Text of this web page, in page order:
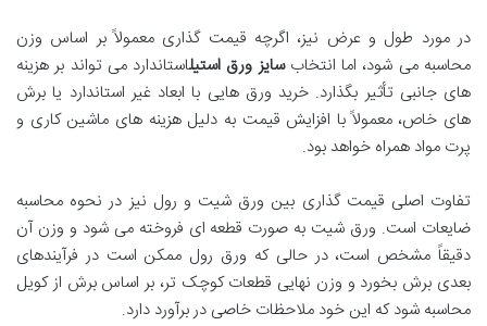
در مورد طول و عرض نیز، اگرچه قیمت گذاری معمولاً بر اساس وزن
محاسبه می شود، اما انتخابسایز ورق استیلاستاندارد می تواند بر هزینه
های جانبی تأثیر بگذارد. خرید ورق هایی با ابعاد غیر استاندارد یا برش
های خاص، معمولاً با افزایش قیمت به دلیل هزینه های ماشین کاری و
پرت مواد همراه خواهد بود.
تفاوت اصلی قیمت گذاری بین ورق شیت و رول نیز در نحوه محاسبه
ضایعات است. ورق شیت به صورت قطعه ای فروخته می شود و وزن آن
دقیقاً مشخص است، در حالی که ورق رول ممکن است در فرآیندهای
بعدی برش بخورد و وزن نهایی قطعات کوچک تر، بر اساس برش از کویل
محاسبه شود که این خود ملاحظات خاصی در برآورد دارد.